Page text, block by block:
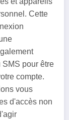
Cette
pour être
compte.
vous
d'accès non